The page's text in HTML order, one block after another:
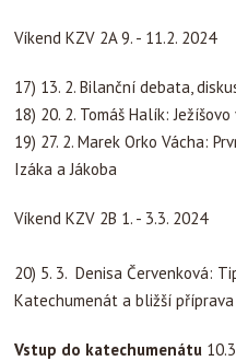
Víkend KZV 2A 9. - 11.2. 2024
17) 13. 2. Bilanční debata,
18) 20. 2. Tomáš Halík:
19) 27. 2. Marek Orko Vácha:
Izáka a Jákoba
Víkend KZV 2B 1. - 3.3. 2024
20) 5. 3. Denisa Červenková:
Katechumenát a bližší
Vstup do katechumenátu